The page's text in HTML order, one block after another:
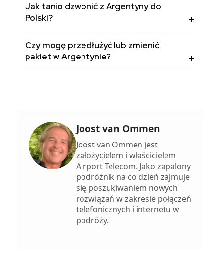
Jak tanio dzwonić z Argentyny do
Polski?
Czy mogę przedłużyć lub zmienić
pakiet w Argentynie?
Joost van Ommen
Joost van Ommen jest
założycielem i właścicielem
Airport Telecom. Jako zapalony
podróżnik na co dzień zajmuje
się poszukiwaniem nowych
rozwiązań w zakresie połączeń
telefonicznych i internetu w
podróży.